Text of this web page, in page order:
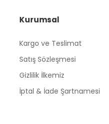
Kurumsal
Kargo ve Teslimat
Satış Sözleşmesi
Gizlilik İlkemiz
İptal & İade Şartnamesi